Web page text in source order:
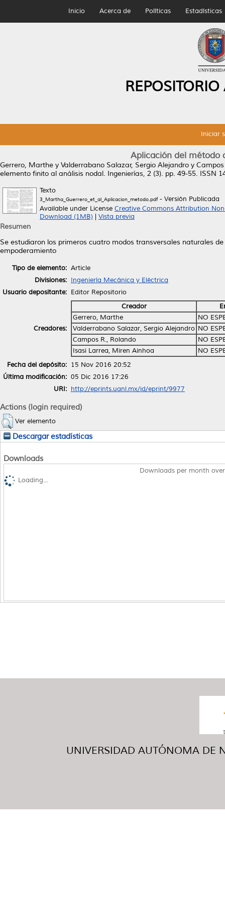
Inicio Acerca de Políticas Estadísticas
Iniciar
Aplicación del método
Gerrero, Marthe y Valderrabano Salazar, Sergio Alejandro y
elemento finito al análisis nodal. Ingenierías, 2 (3). pp. 49-55. ISSN
Texto
3_Martha_Guerrero_et_al_Aplicacion_metodo.pdf- Versión Publicada
Available under License Creative Commons Attribution
Download (1MB)
Vista previa
Resumen
Se estudiaron los primeros cuatro modos transversales naturales
empoderamiento
Tipo de elemento: Article
Divisiones: Ingeniería Mecánica y Eléctrica
Usuario depositante: Editor Repositorio
Creadores:
Creador
Gerrero, Marthe
NO
Valderrabano Salazar, Sergio Alejandro NO
Campos R., Rolando
NO
Isasi Larrea, Miren Ainhoa
NO
Fecha del depósito: 15 Nov 2016 20:52
Última modificación: 05 Dic 2016 17:26
URI: http://eprints.uanl.mx/id/eprint/9977
Actions (login required)
Ver elemento
Descargar estadísticas
Downloads
Downloads per month
Loading...
UNIVERSIDAD AUTÓNOMA DE